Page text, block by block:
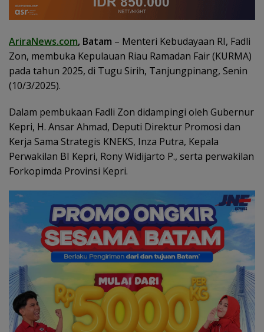
AriraNews.com, Batam – Menteri Kebudayaan RI, Fadli
Zon, membuka Kepulauan Riau Ramadan Fair (KURMA)
pada tahun 2025, di Tugu Sirih, Tanjungpinang, Senin
(10/3/2025).
Dalam pembukaan Fadli Zon didampingi oleh Gubernur
Kepri, H. Ansar Ahmad, Deputi Direktur Promosi dan
Kerja Sama Strategis KNEKS, Inza Putra, Kepala
Perwakilan BI Kepri, Rony Widijarto P., serta perwakilan
Forkopimda Provinsi Kepri.